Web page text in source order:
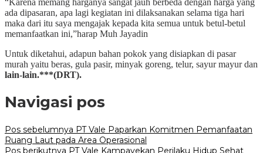
ada dipasaran, apa lagi kegiatan ini dilaksanakan selama tiga hari
maka dari itu saya mengajak kepada kita semua untuk betul-betul
memanfaatkan ini,”harap Muh Jayadin
Untuk diketahui, adapun bahan pokok yang disiapkan di pasar
murah yaitu beras, gula pasir, minyak goreng, telur, sayur mayur dan
lain-lain.***(DRT).
Navigasi pos
Pos sebelumnya PT Vale Paparkan Komitmen Pemanfaatan
Ruang Laut pada Area Operasional
Pos berikutnya PT Vale Kampayekan Perilaku Hidup Sehat